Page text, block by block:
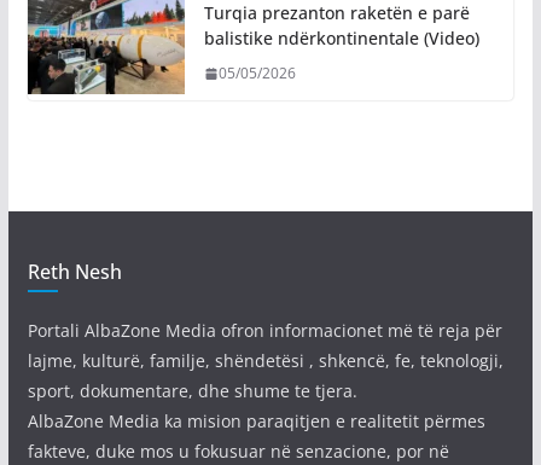
Turqia prezanton raketën e parë
balistike ndërkontinentale (Video)
05/05/2026
Reth Nesh
Portali AlbaZone Media ofron informacionet më të reja për
lajme, kulturë, familje, shëndetësi , shkencë, fe, teknologji,
sport, dokumentare, dhe shume te tjera.
AlbaZone Media ka mision paraqitjen e realitetit përmes
fakteve, duke mos u fokusuar në senzacione, por në